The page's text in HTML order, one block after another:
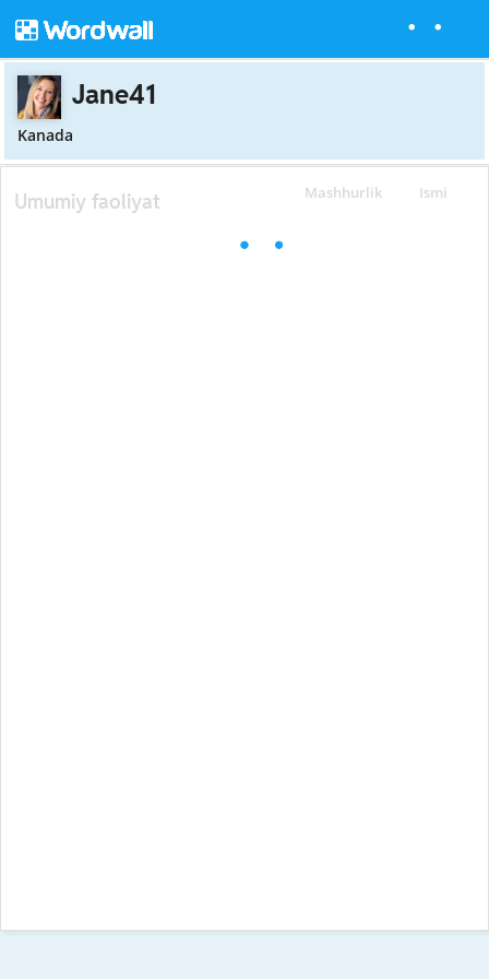
Jane41
Kanada
Mashhurlik Ismi
Umumiy faoliyat